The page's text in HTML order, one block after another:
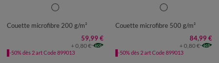
Couette microfibre 200 g/m²
59,99 €
+ 0,80 €
-50% dès 2 art Code 899013
Couette microfibre 500 g/m²
84,99 €
+ 0,80 €
-50% dès 2 art Code 899013